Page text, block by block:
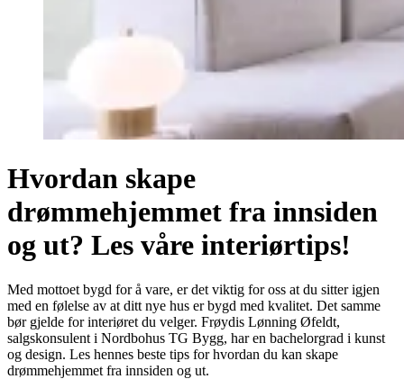
Hvordan skape
drømmehjemmet fra innsiden
og ut? Les våre interiørtips!
Med mottoet bygd for å vare, er det viktig for oss at du sitter igjen
med en følelse av at ditt nye hus er bygd med kvalitet. Det samme
bør gjelde for interiøret du velger. Frøydis Lønning Øfeldt,
salgskonsulent i Nordbohus TG Bygg, har en bachelorgrad i kunst
og design. Les hennes beste tips for hvordan du kan skape
drømmehjemmet fra innsiden og ut.